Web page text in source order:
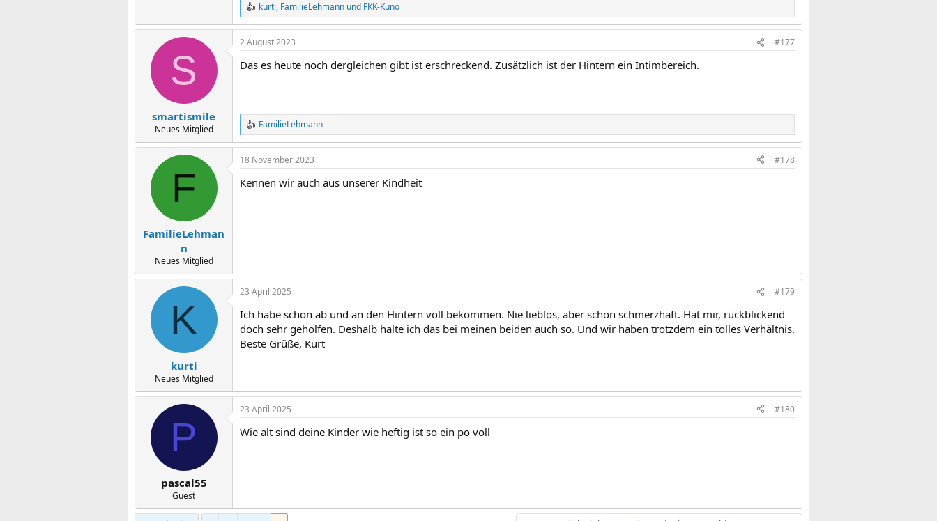
R
e
a
k
i
n
kurti, FamilieLehmann und FKK-Kuno
S
smartismile
Neues Mitglied
2 August 2023 #177
Das es heute noch dergleichen gibt ist erschreckend. Zusätzlich ist der Hintern ein Intimbereich.
R
e
a
k
i
FamilieLehmann
F
FamilieLehman
n
Neues Mitglied
18 November 2023 #178
Kennen wir auch aus unserer Kindheit
K
kurti
Neues Mitglied
23 April 2025 #179
Ich habe schon ab und an den Hintern voll bekommen. Nie lieblos, aber schon schmerzhaft. Hat mir, rückblickend
doch sehr geholfen. Deshalb halte ich das bei meinen beiden auch so. Und wir haben trotzdem ein tolles Verhältnis.
Beste Grüße, Kurt
P
pascal55
Guest
23 April 2025 #180
Wie alt sind deine Kinder wie heftig ist so ein po voll